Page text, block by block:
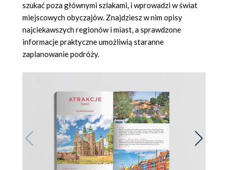
szukać poza głównymi szlakami, i wprowadzi w świat
miejscowych obyczajów. Znajdziesz w nim opisy
najciekawszych regionów i miast, a sprawdzone
informacje praktyczne umożliwią staranne
zaplanowanie podróży.